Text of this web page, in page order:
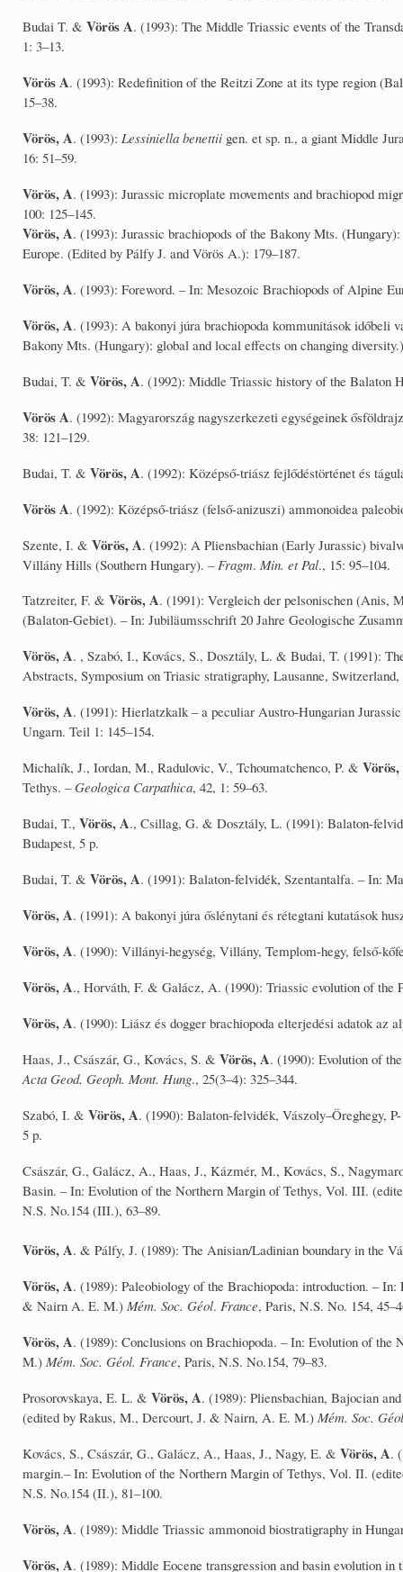
Budai T. & Vörös A. (1993): The Middle Triassic events of the
1: 3–13.
Vörös A. (1993): Redefinition of the Reitzi Zone at its type region
15–38.
Vörös, A. (1993): Lessiniella benettii gen. et sp. n., a giant Middle
16: 51–59.
Vörös, A. (1993): Jurassic microplate movements and brachiopod
100: 125–145.
Vörös, A. (1993): Jurassic brachiopods of the Bakony Mts.
Europe. (Edited by Pálfy J. and Vörös A.): 179–187.
Vörös, A. (1993): Foreword. – In: Mesozoic Brachiopods of Alpine
Vörös, A. (1993): A bakonyi júra brachiopoda kommunitások időbeli
Bakony Mts. (Hungary): global and local effects on changing
Budai, T. & Vörös, A. (1992): Middle Triassic history of the Balaton
Vörös A. (1992): Magyarország nagyszerkezeti egységeinek
38: 121–129.
Budai, T. & Vörös, A. (1992): Középső-triász fejlődéstörténet és
Vörös A. (1992): Középső-triász (felső-anizuszi) ammonoidea
Szente, I. & Vörös, A. (1992): A Pliensbachian (Early Jurassic)
Villány Hills (Southern Hungary). – Fragm. Min. et Pal., 15: 95–104.
Tatzreiter, F. & Vörös, A. (1991): Vergleich der pelsonischen (Anis,
(Balaton-Gebiet). – In: Jubiläumsschrift 20 Jahre Geologische
Vörös, A. , Szabó, I., Kovács, S., Dosztály, L. & Budai, T. (1991):
Abstracts, Symposium on Triasic stratigraphy, Lausanne, Switzerland,
Vörös, A. (1991): Hierlatzkalk – a peculiar Austro-Hungarian
Ungarn. Teil 1: 145–154.
Michalík, J., Iordan, M., Radulovic, V., Tchoumatchenco, P. &
Tethys. –Geologica Carpathica, 42, 1: 59–63.
Budai, T., Vörös, A., Csillag, G. & Dosztály, L. (1991): Balaton-
Budapest, 5 p.
Budai, T. & Vörös, A. (1991): Balaton-felvidék, Szentantalfa. – In:
Vörös, A. (1991): A bakonyi júra őslénytani és rétegtani kutatások
Vörös, A. (1990): Villányi-hegység, Villány, Templom-hegy, felső-
Vörös, A., Horváth, F. & Galácz, A. (1990): Triassic evolution of the
Vörös, A. (1990): Liász és dogger brachiopoda elterjedési adatok az
Haas, J., Császár, G., Kovács, S. & Vörös, A. (1990): Evolution of
Acta Geod. Geoph. Mont. Hung., 25(3–4): 325–344.
Szabó, I. & Vörös, A. (1990): Balaton-felvidék, Vászoly–Öreghegy,
5 p.
Császár, G., Galácz, A., Haas, J., Kázmér, M., Kovács, S.,
Basin. – In: Evolution of the Northern Margin of Tethys, Vol. III.
N.S. No.154 (III.), 63–89.
Vörös, A. & Pálfy, J. (1989): The Anisian/Ladinian boundary in the
Vörös, A. (1989): Paleobiology of the Brachiopoda: introduction. –
& Nairn A. E. M.) Mém. Soc. Géol. France, Paris, N.S. No. 154,
Vörös, A. (1989): Conclusions on Brachiopoda. – In: Evolution of
M.) Mém. Soc. Géol. France, Paris, N.S. No.154, 79–83.
Prosorovskaya, E. L. & Vörös, A. (1989): Pliensbachian, Bajocian
(edited by Rakus, M., Dercourt, J. & Nairn, A. E. M.) Mém. Soc.
Kovács, S., Császár, G., Galácz, A., Haas, J., Nagy, E. & Vörös, A.
margin.– In: Evolution of the Northern Margin of Tethys, Vol. II.
N.S. No.154 (II.), 81–100.
Vörös, A. (1989): Middle Triassic ammonoid biostratigraphy in
Vörös, A. (1989): Middle Eocene transgression and basin evolution